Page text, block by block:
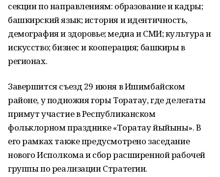
секции по направлениям: образование и кадры;
башкирский язык; история и идентичность,
демография и здоровье; медиа и СМИ; культура и
искусство; бизнес и кооперация; башкиры в
регионах.
Завершится съезд 29 июня в Ишимбайском
районе, у подножия горы Торатау, где делегаты
примут участие в Республиканском
фольклорном празднике «Торатау йыйыны». В
его рамках также предусмотрено заседание
нового Исполкома и сбор расширенной рабочей
группы по реализации Стратегии.